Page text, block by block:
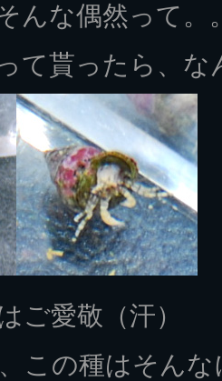
んな偶然って。
て貰ったら、
ご愛敬（汗）
この種はそん